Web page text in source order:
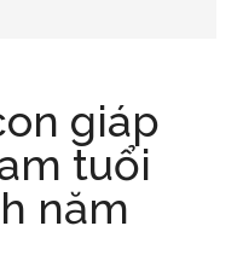
giáp
tuổi
năm